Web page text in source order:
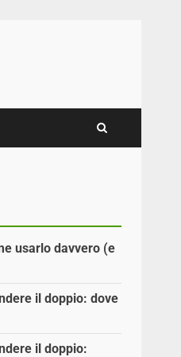
usarlo davvero (e
il doppio: dove
il doppio: